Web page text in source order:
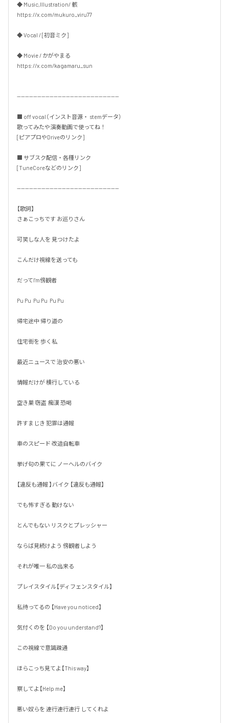
◆ Music,Illustration/ 骸
https://x.com/mukuro_viru77
◆ Vocal / [初音ミク]
◆ Movie / かがやまる
https://x.com/kagamaru_sun
--------------------------------------------------
■ off vocal（インスト音源・ stemデータ）
歌ってみたや演奏動画で使ってね！
[ピアプロやDriveのリンク]
■ サブスク配信・各種リンク
[TuneCoreなどのリンク]
--------------------------------------------------
【歌詞】
さぁこっちです お巡りさん
可笑しな人を 見つけたよ
こんだけ視線を送っても
だってI'm傍観者
Pu Pu  Pu Pu  Pu Pu
帰宅途中 帰り道の
住宅街を 歩く私
最近ニュースで 治安の悪い
情報だけが 横行している
空き巣 窃盗  痴漢 恐喝
許すまじき 犯罪は通報
車のスピード 改造自転車
挙げ句の果てに ノーヘルのバイク
【違反も通報 】バイク 【違反も通報】
でも怖すぎる 動けない
とんでもない リスクとプレッシャー
ならば見続けよう 傍観者しよう
それが唯一 私の出来る
プレイスタイル【ディフェンスタイル】
私待ってるの 【Have you noticed】
気付くのを 【Do you understand?】
この視線で意識疎通
ほらこっち見てよ【This way】
察してよ【Help me】
悪い奴らを 連行連行連行 してくれよ